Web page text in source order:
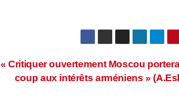
« Critiquer ouvertement Moscou
coup aux intérêts arméniens »